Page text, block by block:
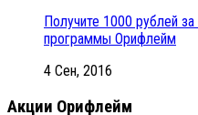
Получите 1000 рублей
программы Орифлейм
4 Сен, 2016
Акции Орифлейм